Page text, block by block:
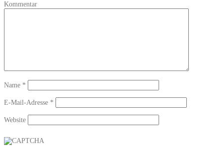
Kommentar
Name *
E-Mail-Adresse *
Website